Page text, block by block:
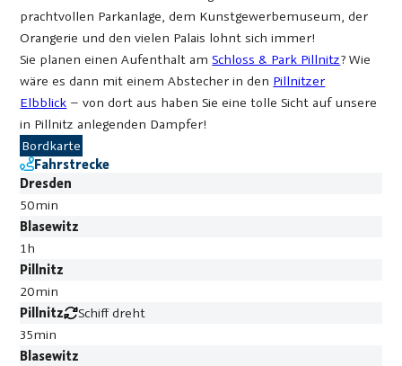
prachtvollen Parkanlage, dem Kunstgewerbemuseum, der
Orangerie und den vielen Palais lohnt sich immer!
Sie planen einen Aufenthalt amSchloss & Park Pillnitz? Wie
wäre es dann mit einem Abstecher in den Pillnitzer
Elbblick – von dort aus haben Sie eine tolle Sicht auf unsere
in Pillnitz anlegenden Dampfer!
Bordkarte
Fahrstrecke
Dresden
50min
Blasewitz
1h
Pillnitz
20min
Pillnitz
Schiff dreht
35min
Blasewitz